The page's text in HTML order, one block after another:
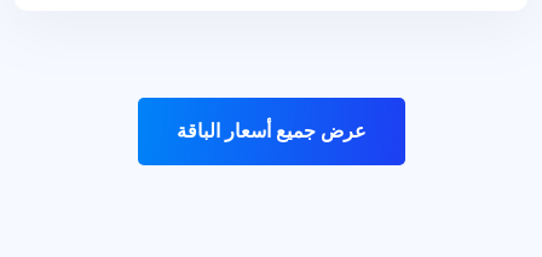
عرض جميع أسعار الباقة